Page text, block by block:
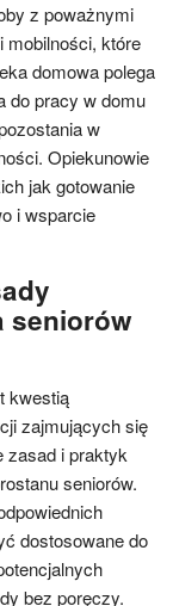
z poważnymi
mobilności, które
domowa polega
do pracy w domu
w
Opiekunowie
jak gotowanie
i wsparcie
seniorów
kwestią
zajmujących się
zasad i praktyk
seniorów.
dostosowane do
bez poręczy.